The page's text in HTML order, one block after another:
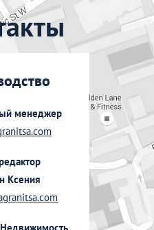
менеджер
Ксения